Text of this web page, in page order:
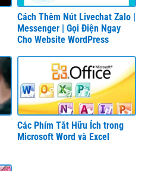
Cách Thêm Nút Livechat Zalo |
Messenger | Gọi Điện Ngay
Cho Website WordPress
Các Phím Tắt Hữu Ích trong
Microsoft Word và Excel